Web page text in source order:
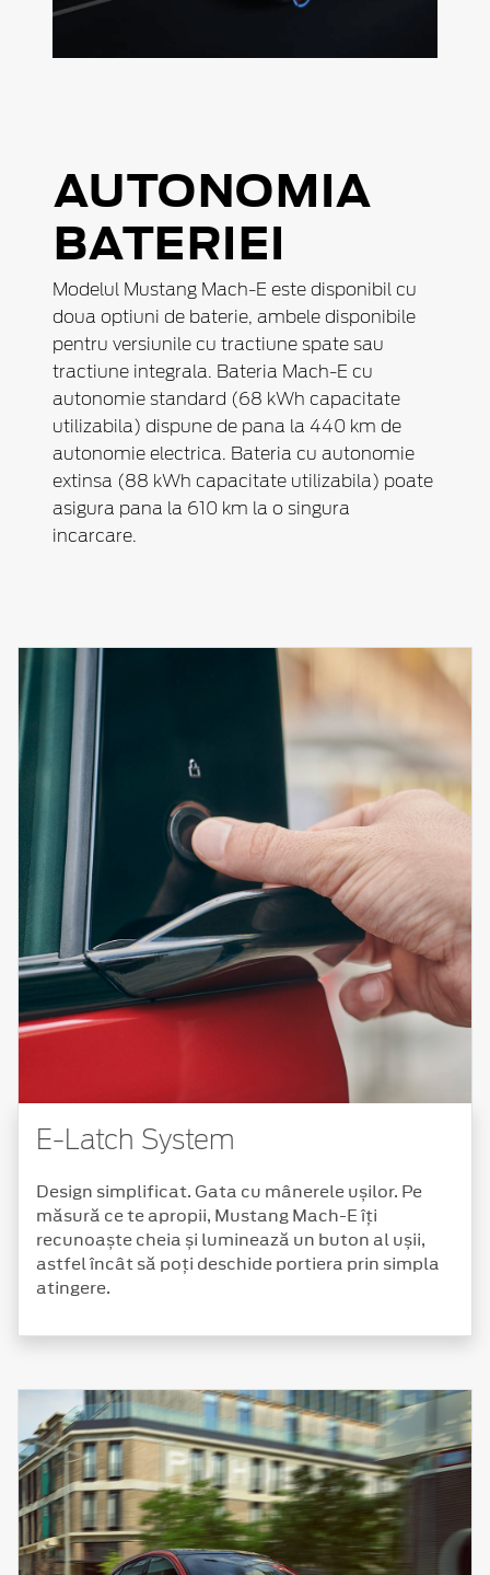
AUTONOMIA
BATERIEI
Modelul Mustang Mach-E este disponibil cu
doua optiuni de baterie, ambele disponibile
pentru versiunile cu tractiune spate sau
tractiune integrala. Bateria Mach-E cu
autonomie standard (68 kWh capacitate
utilizabila) dispune de pana la 440 km de
autonomie electrica. Bateria cu autonomie
extinsa (88 kWh capacitate utilizabila) poate
asigura pana la 610 km la o singura
incarcare.
E-Latch System
Design simplificat. Gata cu mânerele ușilor. Pe
măsură ce te apropii, Mustang Mach-E îți
recunoaște cheia și luminează un buton al ușii,
astfel încât să poți deschide portiera prin simpla
atingere.